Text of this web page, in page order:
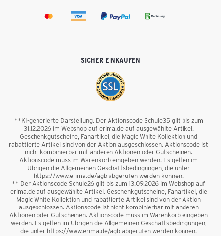
SICHER EINKAUFEN
**KI-generierte Darstellung. Der Aktionscode Schule35 gilt bis zum
31.12.2026 im Webshop auf erima.de auf ausgewählte Artikel.
Geschenkgutscheine, Fanartikel, die Magic White Kollektion und
rabattierte Artikel sind von der Aktion ausgeschlossen. Aktionscode ist
nicht kombinierbar mit anderen Aktionen oder Gutscheinen.
Aktionscode muss im Warenkorb eingeben werden. Es gelten im
Übrigen die Allgemeinen Geschäftsbedingungen, die unter
https://www.erima.de/agb abgerufen werden können.
** Der Aktionscode Schule26 gilt bis zum 13.09.2026 im Webshop auf
erima.de auf ausgewählte Artikel. Geschenkgutscheine, Fanartikel, die
Magic White Kollektion und rabattierte Artikel sind von der Aktion
ausgeschlossen. Aktionscode ist nicht kombinierbar mit anderen
Aktionen oder Gutscheinen. Aktionscode muss im Warenkorb eingeben
werden. Es gelten im Übrigen die Allgemeinen Geschäftsbedingungen,
die unter https://www.erima.de/agb abgerufen werden können.